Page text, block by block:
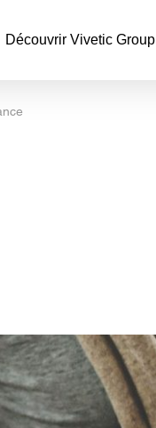
Découvrir Vivetic Group